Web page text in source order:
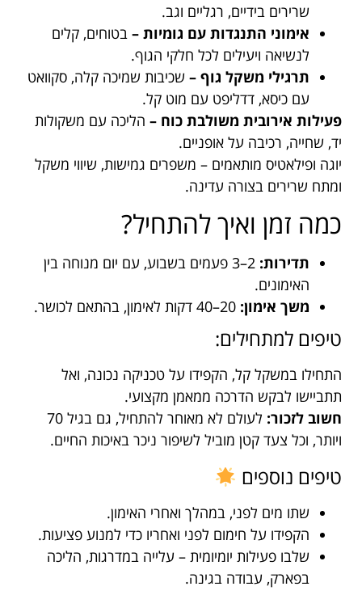
שרירים בידיים, רגליים וגב.
אימוני התנגדות עם גומיות – בטוחים, קלים
לנשיאה ויעילים לכל חלקי הגוף.
תרגילי משקל גוף – שכיבות שמיכה קלה, סקוואט
עם כיסא, דדליפט עם מוט קל.
פעילות אירובית משולבת כוח – הליכה עם משקולות
יד, שחייה, רכיבה על אופניים.
יוגה ופילאטיס מותאמים – משפרים גמישות, שיווי משקל
ומתח שרירים בצורה עדינה.
כמה זמן ואיך להתחיל?
תדירות:
2–3 פעמים בשבוע, עם יום מנוחה בין
האימונים.
משך אימון:
טיפים למתחילים:
התחילו במשקל קל, הקפידו על טכניקה נכונה, ואל
תתביישו לבקש הדרכה ממאמן מקצועי.
חשוב לזכור:
לעולם לא מאוחר להתחיל, גם בגיל 70
ויותר, וכל צעד קטן מוביל לשיפור ניכר באיכות החיים.
טיפים נוספים
שתו מים לפני, במהלך ואחרי האימון.
הקפידו על חימום לפני ואחריו כדי למנוע פציעות.
שלבו פעילות יומיומית – עלייה במדרגות, הליכה
בפארק, עבודה בגינה.